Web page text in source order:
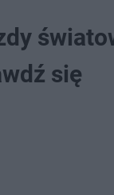
się